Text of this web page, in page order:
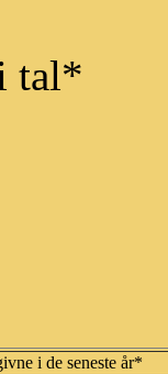
tal*
i de seneste år*